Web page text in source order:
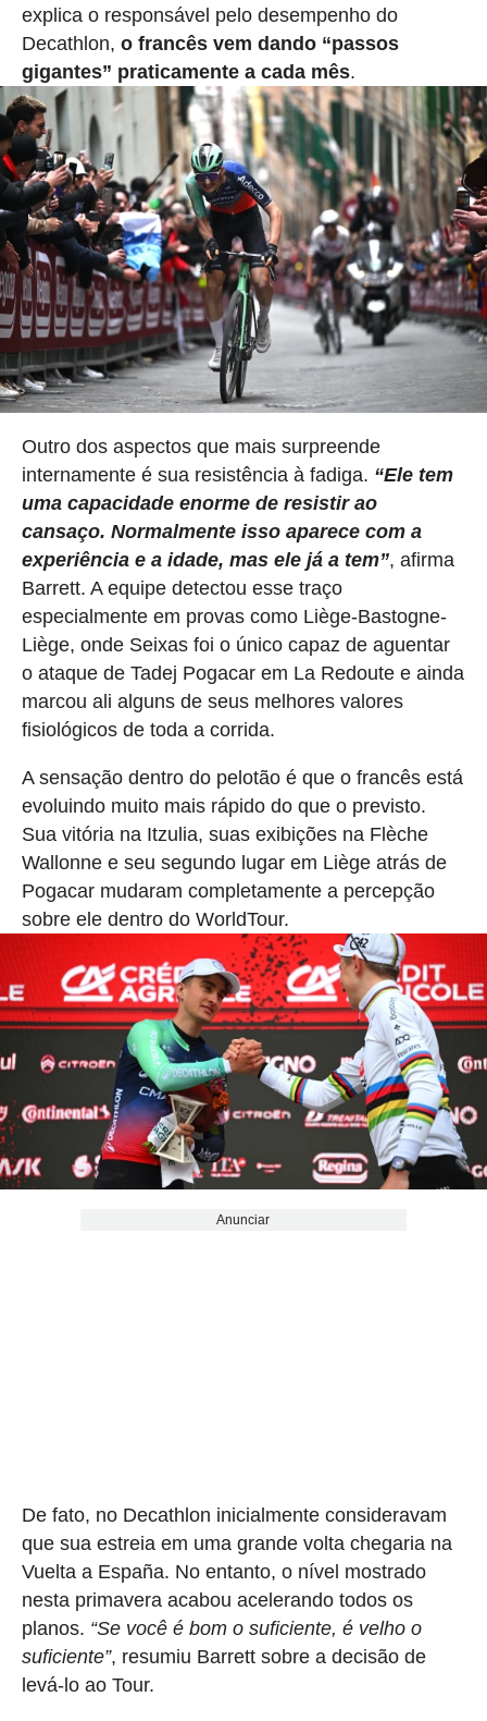
explica o responsável pelo desempenho do
Decathlon, o francês vem dando “passos
gigantes” praticamente a cada mês.
Outro dos aspectos que mais surpreende
internamente é sua resistência à fadiga. “Ele tem
uma capacidade enorme de resistir ao
cansaço. Normalmente isso aparece com a
experiência e a idade, mas ele já a tem”, afirma
Barrett. A equipe detectou esse traço
especialmente em provas como Liège-Bastogne-
Liège, onde Seixas foi o único capaz de aguentar
o ataque de Tadej Pogacar em La Redoute e ainda
marcou ali alguns de seus melhores valores
fisiológicos de toda a corrida.
A sensação dentro do pelotão é que o francês está
evoluindo muito mais rápido do que o previsto.
Sua vitória na Itzulia, suas exibições na Flèche
Wallonne e seu segundo lugar em Liège atrás de
Pogacar mudaram completamente a percepção
sobre ele dentro do WorldTour.
Anunciar
De fato, no Decathlon inicialmente consideravam
que sua estreia em uma grande volta chegaria na
Vuelta a España. No entanto, o nível mostrado
nesta primavera acabou acelerando todos os
planos. “Se você é bom o suficiente, é velho o
suficiente”, resumiu Barrett sobre a decisão de
levá-lo ao Tour.